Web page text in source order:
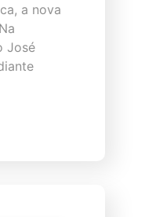
a nova
José